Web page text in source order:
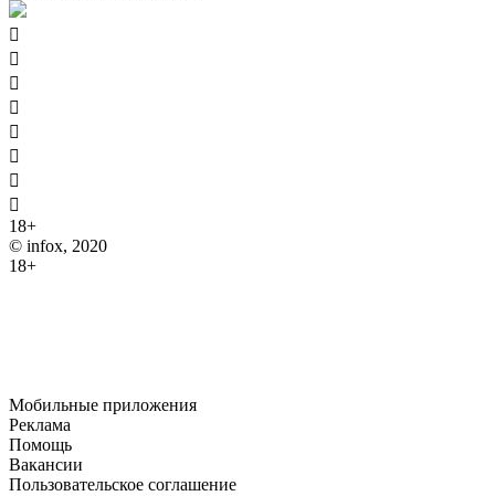








18+
© infox, 2020
18+
Мобильные приложения
Реклама
Помощь
Вакансии
Пользовательское соглашение